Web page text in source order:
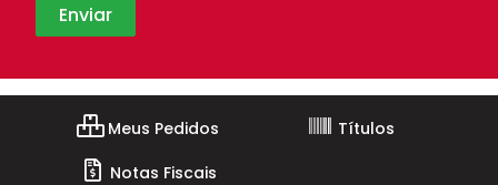
Meus Pedidos
Títulos
Notas Fiscais